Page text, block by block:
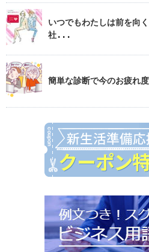
いつでもわたしは前を向
社...
簡単な診断で今のお疲れ